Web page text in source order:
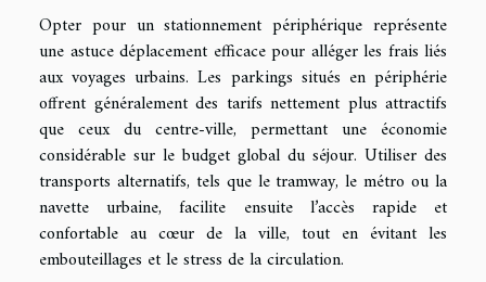
Opter pour un stationnement périphérique représente
une astuce déplacement efficace pour alléger les frais liés
aux voyages urbains. Les parkings situés en périphérie
offrent généralement des tarifs nettement plus attractifs
que ceux du centre-ville, permettant une économie
considérable sur le budget global du séjour. Utiliser des
transports alternatifs, tels que le tramway, le métro ou la
navette urbaine, facilite ensuite l’accès rapide et
confortable au cœur de la ville, tout en évitant les
embouteillages et le stress de la circulation.